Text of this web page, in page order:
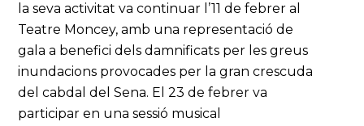
la seva activitat va continuar l’11 de febrer al
Teatre Moncey, amb una representació de
gala a benefici dels damnificats per les greus
inundacions provocades per la gran crescuda
del cabdal del Sena. El 23 de febrer va
participar en una sessió musical